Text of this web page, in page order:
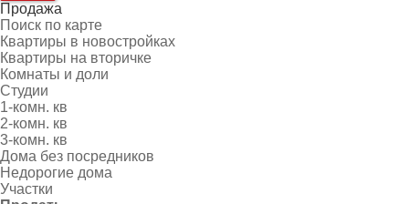
Продажа
Поиск по карте
Квартиры в новостройках
Квартиры на вторичке
Комнаты и доли
Студии
1-комн. кв
2-комн. кв
3-комн. кв
Дома без посредников
Недорогие дома
Участки